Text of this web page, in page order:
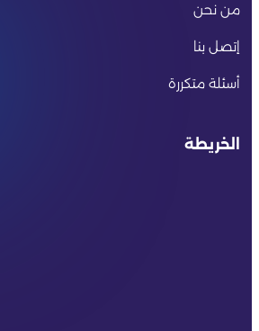
من نحن
إتصل بنا
أسئلة متكررة
الخريطة